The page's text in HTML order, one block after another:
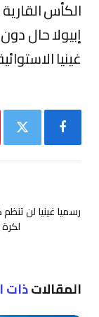
إبيولا حال
غينيا
رسميا غينيا لن
لكرة
المقالاتذات